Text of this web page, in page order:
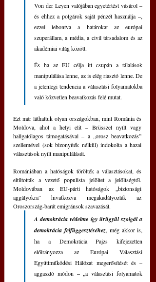
Von der Leyen valójában egyetértést vásárol –
és ehhez a polgárok saját pénzét használja –,
ezzel lebontva a határokat az európai
szuperállam, a média, a civil társadalom és az
akadémiai világ között.
És ha az EU célja itt csupán a tálalások
manipulálása lenne, az is elég riasztó lenne. De
a jelenlegi tendencia a választási folyamatokba
való közvetlen beavatkozás felé mutat.
Ezt már láthattuk olyan országokban, mint Románia és
Moldova, ahol a helyi elit – Brüsszel nyílt vagy
hallgatólagos támogatásával – a „orosz beavatkozás”
szellemével (sok bizonyíték nélkül) indokolta a hazai
választások nyílt manipulálását.
Romániában a hatóságok törölték a választásokat, és
eltiltották a vezető populista jelöltet a jelöltségtől.
Moldovában az EU-párti hatóságok „biztonsági
aggályokra” hivatkozva megakadályozták az
Oroszország-barát emigránsok szavazását.
A demokrácia védelme így ürügyül szolgál a
demokrácia felfüggesztéséhez, még akkor is,
ha a Demokrácia Pajzs kifejezetten
előirányozza az Európai Választási
Együttműködési Hálózat megerősítését és –
aggasztó módon – „a választási folyamatok